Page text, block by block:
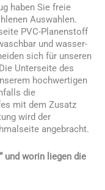
haben Sie freie
Auswahlen.
PVC-Planenstoff
und wasser-
sich für unseren
Unterseite des
hochwertigen
die
mit dem Zusatz
wird der
angebracht.
und worin liegen die